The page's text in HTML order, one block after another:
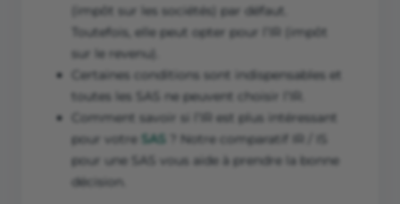
(impôt sur les sociétés) par défaut.
Toutefois, elle peut opter pour l’IR (impôt
sur le revenu).
Certaines conditions sont indispensables et
toutes les SAS ne peuvent choisir l’IR.
Comment savoir si l’IR est plus intéressant
pour votre SAS
? Notre comparatif IR / IS
pour une SAS vous aide à prendre la bonne
décision.